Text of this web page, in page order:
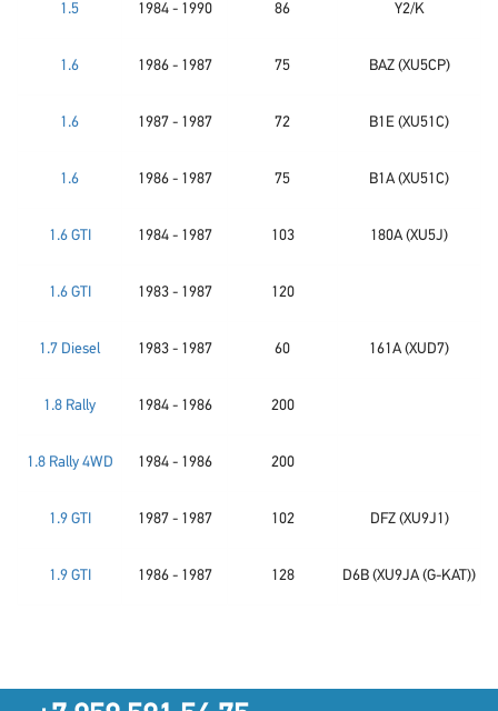
1.5 1984 - 1990 86 Y2/K
1.6 1986 - 1987 75 BAZ (XU5CP)
1.6 1987 - 1987 72 B1E (XU51C)
1.6 1986 - 1987 75 B1A (XU51C)
1.6 GTI 1984 - 1987 103 180A (XU5J)
1.6 GTI 1983 - 1987 120
1.7 Diesel 1983 - 1987 60 161A (XUD7)
1.8 Rally 1984 - 1986 200
1.8 Rally 4WD 1984 - 1986 200
1.9 GTI 1987 - 1987 102 DFZ (XU9J1)
1.9 GTI 1986 - 1987 128 D6B (XU9JA (G-KAT))